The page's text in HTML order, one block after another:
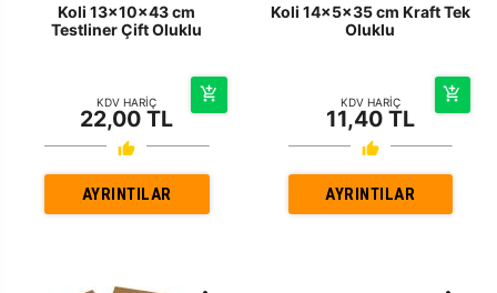
Koli 13x10x43 cm
Testliner Çift Oluklu
KDV HARİÇ
22,00 TL
AYRINTILAR
Koli 14x5x35 cm Kraft Tek
Oluklu
KDV HARİÇ
11,40 TL
AYRINTILAR